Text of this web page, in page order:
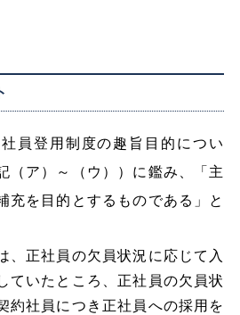
員登用制度の趣旨目的につい
（ア）～（ウ））に鑑み、「主
充を目的とするものである」と
、正社員の欠員状況に応じて入
ていたところ、正社員の欠員状
約社員につき正社員への採用を